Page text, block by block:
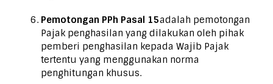
Pemotongan PPh Pasal 15adalah pemotongan
Pajak penghasilan yang dilakukan oleh pihak
pemberi penghasilan kepada Wajib Pajak
tertentu yang menggunakan norma
penghitungan khusus.